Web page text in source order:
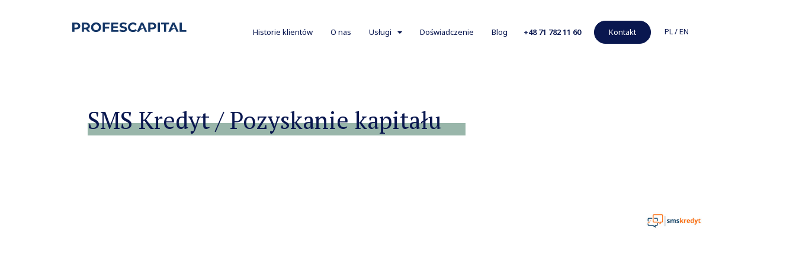
Historie klientów O nas Usługi Doświadczenie Blog +48 71 782 11 60 Kontakt PL/EN
SMS Kredyt / Pozyskanie kapitału